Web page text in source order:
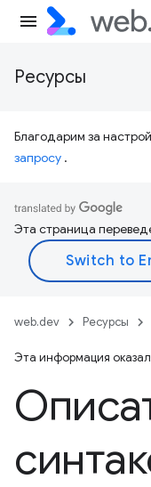
Ресурсы
Благодарим за
запросу .
Эта страница
web.dev Ресурсы
Эта информация